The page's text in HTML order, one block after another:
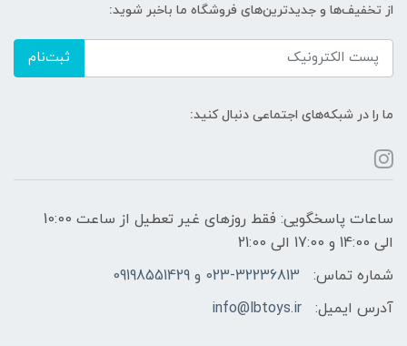
از تخفیف‌ها و جدیدترین‌های فروشگاه ما باخبر شوید:
ثبت‌نام
ما را در شبکه‌های اجتماعی دنبال کنید:
ساعات پاسخگویی: فقط روزهای غیر تعطیل از ساعت 10:00
الی 14:00 و 17:00 الی 21:00
شماره تماس:
023-32236813 و 09198551429
آدرس ایمیل:
info@lbtoys.ir